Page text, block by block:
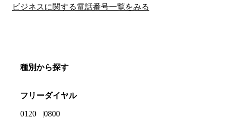
ビジネスに関する電話番号一覧をみる
種別から探す
フリーダイヤル
0120 0800